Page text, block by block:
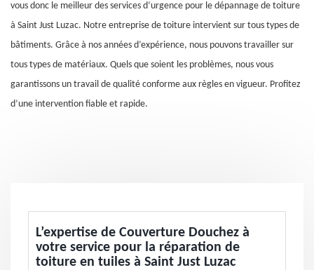
vous donc le meilleur des services d’urgence pour le dépannage de toiture
à Saint Just Luzac. Notre entreprise de toiture intervient sur tous types de
bâtiments. Grâce à nos années d’expérience, nous pouvons travailler sur
tous types de matériaux. Quels que soient les problèmes, nous vous
garantissons un travail de qualité conforme aux règles en vigueur. Profitez
d’une intervention fiable et rapide.
L’expertise de Couverture Douchez à
votre service pour la réparation de
toiture en tuiles à Saint Just Luzac